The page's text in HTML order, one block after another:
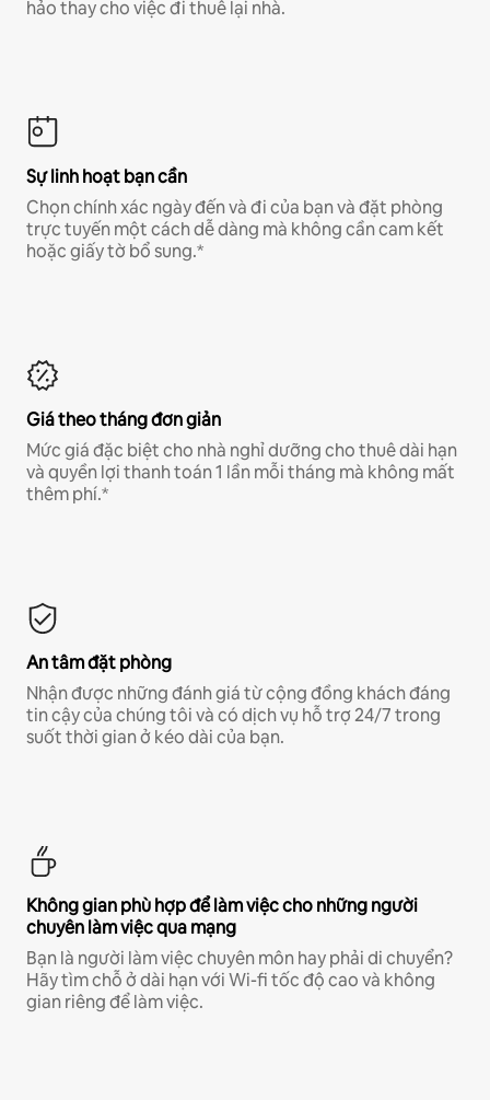
hảo thay cho việc đi thuê lại nhà.
Sự linh hoạt bạn cần
Chọn chính xác ngày đến và đi của bạn và đặt phòng
trực tuyến một cách dễ dàng mà không cần cam kết
hoặc giấy tờ bổ sung.*
Giá theo tháng đơn giản
Mức giá đặc biệt cho nhà nghỉ dưỡng cho thuê dài hạn
và quyền lợi thanh toán 1 lần mỗi tháng mà không mất
thêm phí.*
An tâm đặt phòng
Nhận được những đánh giá từ cộng đồng khách đáng
tin cậy của chúng tôi và có dịch vụ hỗ trợ 24/7 trong
suốt thời gian ở kéo dài của bạn.
Không gian phù hợp để làm việc cho những người
chuyên làm việc qua mạng
Bạn là người làm việc chuyên môn hay phải di chuyển?
Hãy tìm chỗ ở dài hạn với Wi-fi tốc độ cao và không
gian riêng để làm việc.